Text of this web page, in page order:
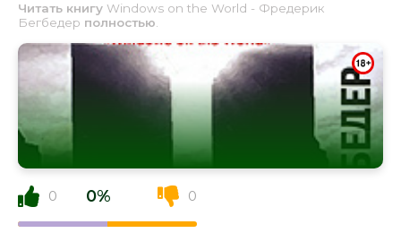
Читать книгу Windows on the World - Фредерик
Бегбедер полностью
0 0% 0